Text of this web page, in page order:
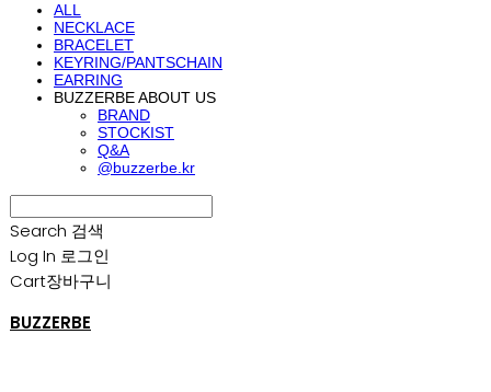
ALL
NECKLACE
BRACELET
KEYRING/PANTSCHAIN
EARRING
BUZZERBE ABOUT US
BRAND
STOCKIST
Q&A
@buzzerbe.kr
Search 검색
Log In 로그인
Cart장바구니
BUZZERBE